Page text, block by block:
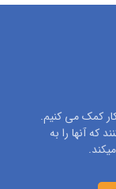
کمک می کنیم.
که آنها را به